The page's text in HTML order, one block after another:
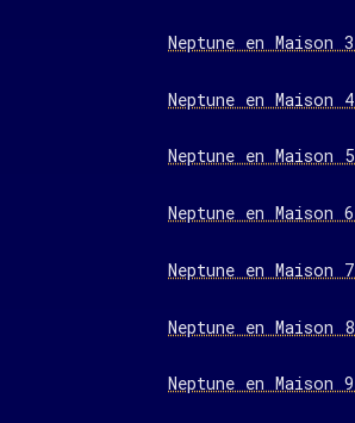
Neptune en Maison 3
Neptune en Maison 4
Neptune en Maison 5
Neptune en Maison 6
Neptune en Maison 7
Neptune en Maison 8
Neptune en Maison 9